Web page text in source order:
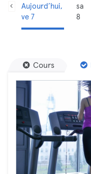
Aujourd’hui,
ve 7
sa
8
Cours